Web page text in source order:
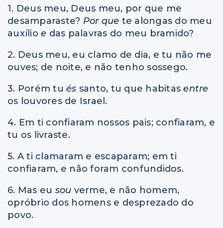
1. Deus meu, Deus meu, por que me
desamparaste? Por que te alongas do meu
auxílio e das palavras do meu bramido?
2. Deus meu, eu clamo de dia, e tu não me
ouves; de noite, e não tenho sossego.
3. Porém tu és santo, tu que habitasentre
os louvores de Israel.
4. Em ti confiaram nossos pais; confiaram, e
tu os livraste.
5. A ti clamaram e escaparam; em ti
confiaram, e não foram confundidos.
6. Mas eu sou verme, e não homem,
opróbrio dos homens e desprezado do
povo.